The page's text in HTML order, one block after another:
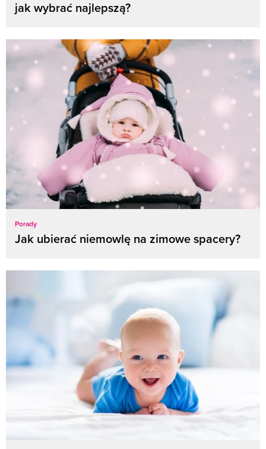
jak wybrać najlepszą?
Porady
Jak ubierać niemowlę na zimowe spacery?